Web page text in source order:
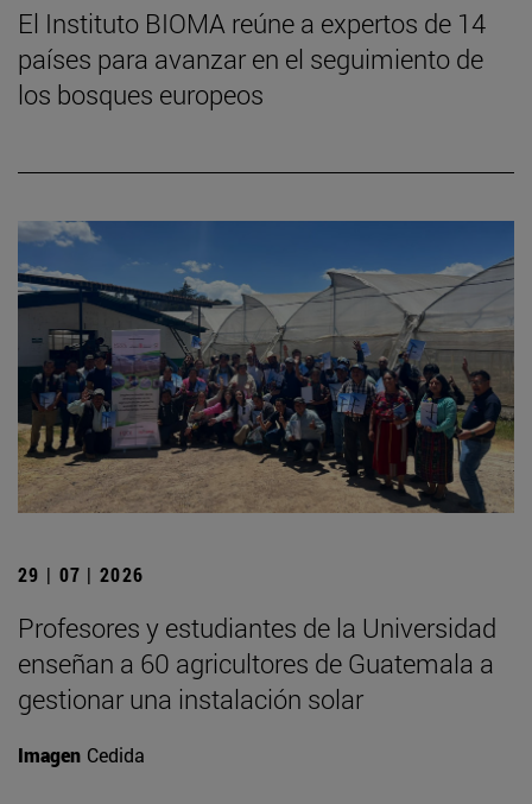
El Instituto BIOMA reúne a expertos de 14
países para avanzar en el seguimiento de
los bosques europeos
29 | 07 | 2026
Profesores y estudiantes de la Universidad
enseñan a 60 agricultores de Guatemala a
gestionar una instalación solar
Imagen Cedida